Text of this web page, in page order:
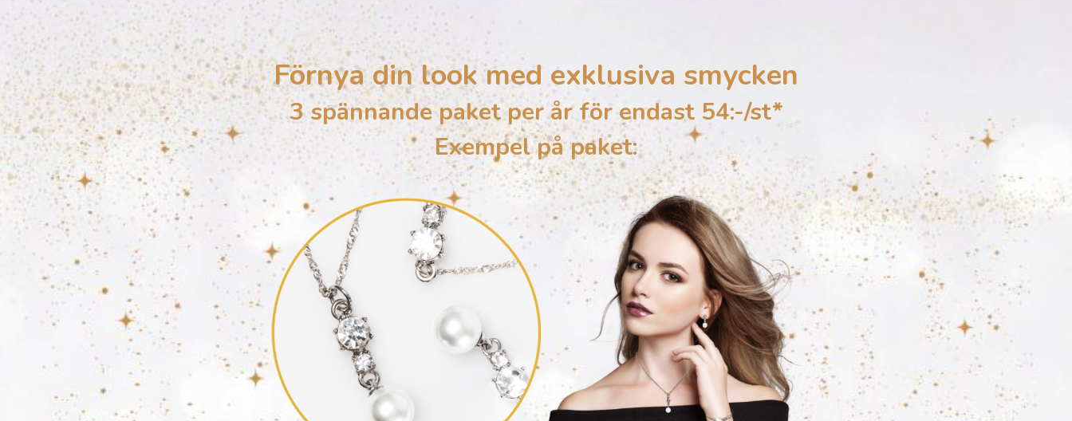
Förnya din look med exklusiva smycken
3 spännande paket per år för endast 54:-/st*
Exempel på paket: